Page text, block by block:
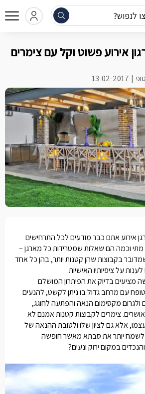
לנפוש?
אירוע פשוט וקל עם צימרים
13-02-2017
אירוע אתם כבר מודעים לכל התרחישים
וכמה הם שאלות שמטרידות כל מארגן –
בקבוצות שהן קטנות יותר, בהן כל אחד
על ציפיותיו האישיות.
מציעים בדיוק את הפיתרון המושלם
עם מרחב גדול בו ניתן לקשט, להנעים
מקסימום הנאה והפתעה לחוגג,
צימרים לקבוצות קטנותאמנם לא
אלא גם לציון שלו ולטובת ההנאה של
לשמח יותר את סבתא מאשר חופשה
במקום ירוק ונעים?